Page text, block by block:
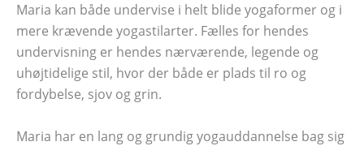
Maria kan både undervise i helt blide yogaformer og i
mere krævende yogastilarter. Fælles for hendes
undervisning er hendes nærværende, legende og
uhøjtidelige stil, hvor der både er plads til ro og
fordybelse, sjov og grin.
Maria har en lang og grundig yogauddannelse bag sig